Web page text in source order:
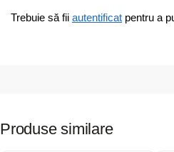
Trebuie să fii autentificat pentru a
Produse similare